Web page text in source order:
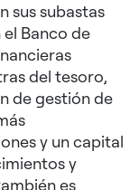
sus subastas
Banco de
del tesoro,
de gestión de
y un capital
y
es